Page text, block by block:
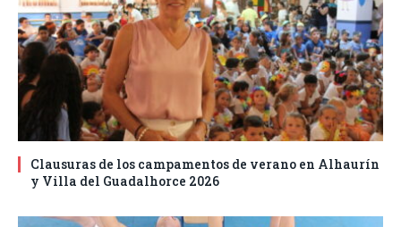
Clausuras de los campamentos de verano en Alhaurín
y Villa del Guadalhorce 2026